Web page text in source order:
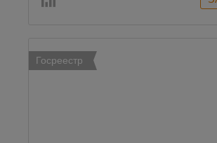
Госреестр